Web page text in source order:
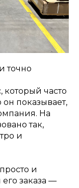
точно
часто
он показывает,
На
так,
и
и
заказа —